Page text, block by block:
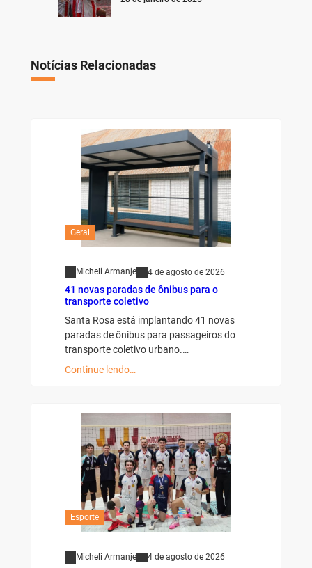
Notícias Relacionadas
Geral
Micheli Armanje 4 de agosto de 2026
41 novas paradas de ônibus para o
transporte coletivo
Santa Rosa está implantando 41 novas
paradas de ônibus para passageiros do
transporte coletivo urbano.…
Continue lendo…
Esporte
Micheli Armanje 4 de agosto de 2026